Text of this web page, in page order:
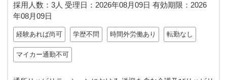
採用人数：3人 受理日： 2026年08月09日 有効期限： 2026
年08月09日
経験あれば尚可 学歴不問 時間外労働あり 転勤なし
マイカー通勤不可